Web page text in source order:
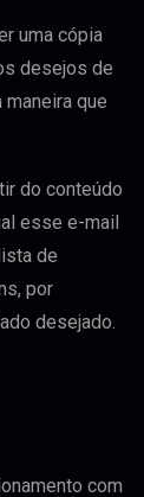
uma cópia
desejos de
que
do conteúdo
esse e-mail
de
por
desejado.
com